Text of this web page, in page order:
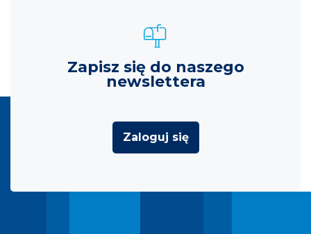
Zapisz się do naszego
newslettera
Zaloguj się